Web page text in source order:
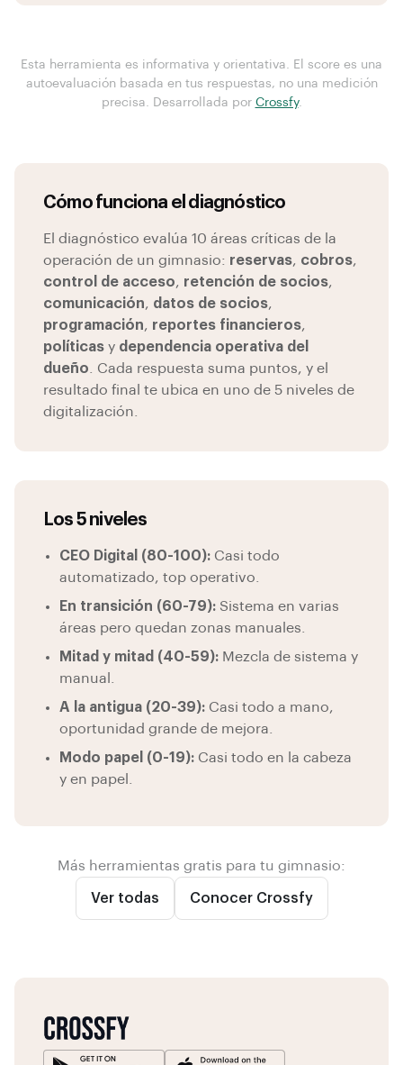
Esta herramienta es informativa y orientativa. El score es una
autoevaluación basada en tus respuestas, no una medición
precisa. Desarrollada por Crossfy.
Cómo funciona el diagnóstico
El diagnóstico evalúa 10 áreas críticas de la
operación de un gimnasio: reservas, cobros,
control de acceso, retención de socios,
comunicación, datos de socios,
programación, reportes financieros,
políticas y dependencia operativa del
dueño . Cada respuesta suma puntos, y el
resultado final te ubica en uno de 5 niveles de
digitalización.
Los 5 niveles
CEO Digital (80-100): Casi todo
automatizado, top operativo.
En transición (60-79): Sistema en varias
áreas pero quedan zonas manuales.
Mitad y mitad (40-59): Mezcla de sistema y
manual.
A la antigua (20-39): Casi todo a mano,
oportunidad grande de mejora.
Modo papel (0-19): Casi todo en la cabeza
y en papel.
Más herramientas gratis para tu gimnasio:
Ver todas Conocer Crossfy